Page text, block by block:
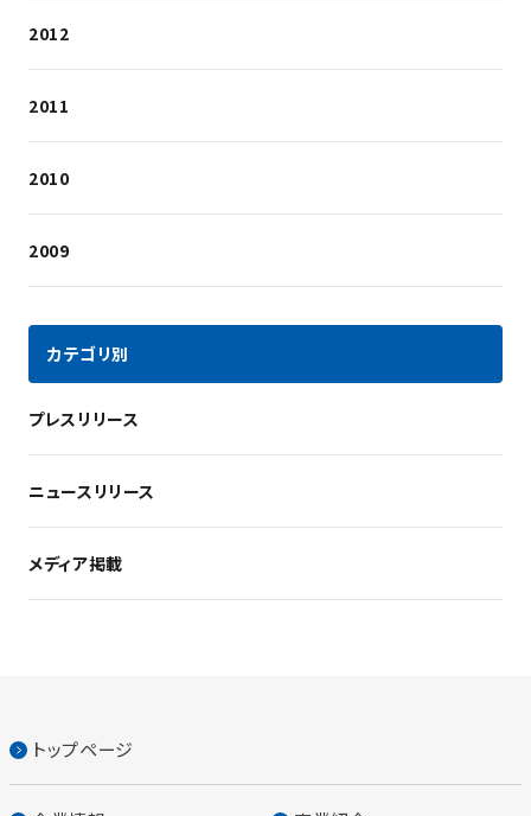
2012
2011
2010
2009
カテゴリ別
プレスリリース
ニュースリリース
メディア掲載
トップページ